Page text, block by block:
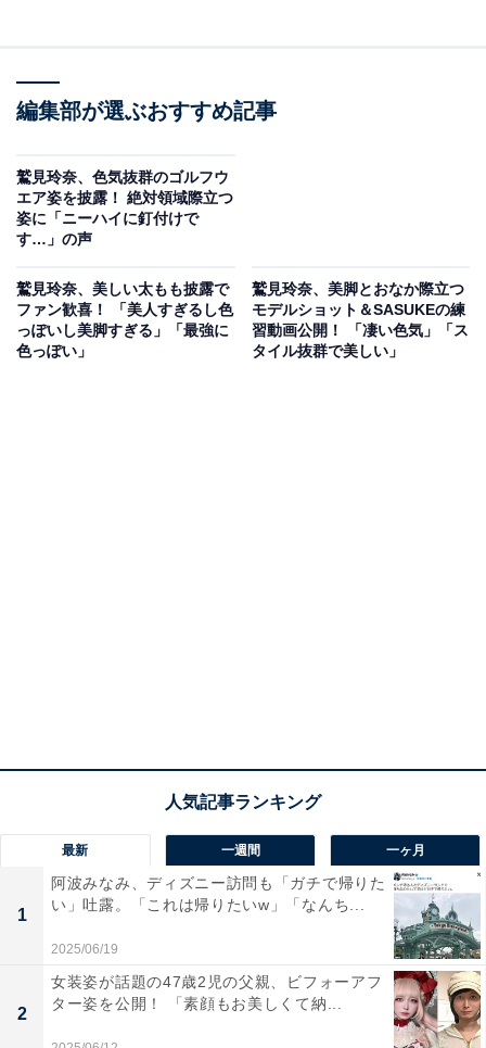
編集部が選ぶおすすめ記事
鷲見玲奈、色気抜群のゴルフウ
エア姿を披露！ 絶対領域際立つ
姿に「ニーハイに釘付けで
す…」の声
鷲見玲奈、美しい太もも披露で
ファン歓喜！ 「美人すぎるし色
っぽいし美脚すぎる」「最強に
色っぽい」
鷲見玲奈、美脚とおなか際立つ
モデルショット＆SASUKEの練
習動画公開！ 「凄い色気」「ス
タイル抜群で美しい」
最新 一週間 一ヶ月
1
阿波みなみ、ディズニー訪問も「ガチで帰りた
い」吐露。「これは帰りたいw」「なんち...
2025/06/19
2
女装姿が話題の47歳2児の父親、ビフォーアフ
ター姿を公開！ 「素顔もお美しくて納...